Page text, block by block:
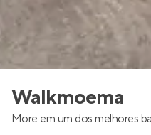
Walkmoema
More em um dos melhores